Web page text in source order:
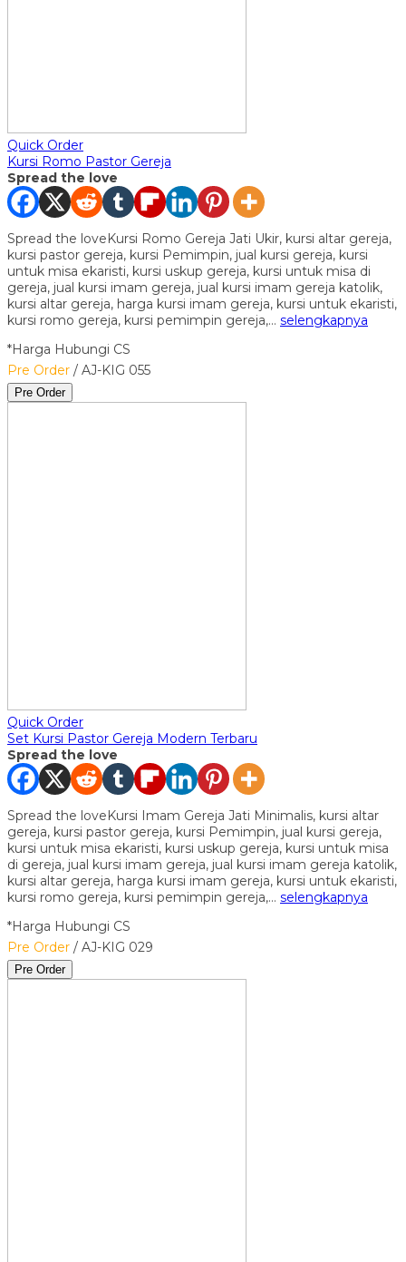
Quick Order
Kursi Romo Pastor Gereja
Spread the love
Spread the loveKursi Romo Gereja Jati Ukir, kursi altar gereja,
kursi pastor gereja, kursi Pemimpin, jual kursi gereja, kursi
untuk misa ekaristi, kursi uskup gereja, kursi untuk misa di
gereja, jual kursi imam gereja, jual kursi imam gereja katolik,
kursi altar gereja, harga kursi imam gereja, kursi untuk ekaristi,
kursi romo gereja, kursi pemimpin gereja,… selengkapnya
*Harga Hubungi CS
Pre Order / AJ-KIG 055
Pre Order
Quick Order
Set Kursi Pastor Gereja Modern Terbaru
Spread the love
Spread the loveKursi Imam Gereja Jati Minimalis, kursi altar
gereja, kursi pastor gereja, kursi Pemimpin, jual kursi gereja,
kursi untuk misa ekaristi, kursi uskup gereja, kursi untuk misa
di gereja, jual kursi imam gereja, jual kursi imam gereja katolik,
kursi altar gereja, harga kursi imam gereja, kursi untuk ekaristi,
kursi romo gereja, kursi pemimpin gereja,… selengkapnya
*Harga Hubungi CS
Pre Order / AJ-KIG 029
Pre Order